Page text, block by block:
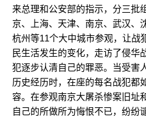
来总理和公安部的指示，分三批
京、上海、天津、南京、武汉、
杭州等11个大中城市参观，让战
民生活发生的变化，走访了侵华
犯逐步认清自己的罪恶。当受害
历史经历时，在座的每名战犯都
容。在参观南京大屠杀惨案旧址
自己的所做所为悔恨不已，纷纷